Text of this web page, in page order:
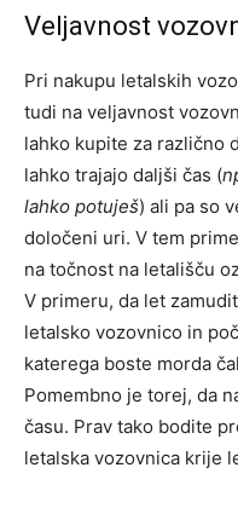
Veljavnost
Pri nakupu letalskih
tudi na veljavnost
lahko kupite za različno
lahko trajajo daljši čas (
lahko potuješ) ali pa so
določeni uri. V tem
na točnost na letališču
V primeru, da let
letalsko vozovnico in
katerega boste morda
Pomembno je torej, da
času. Prav tako bodite
letalska vozovnica krije